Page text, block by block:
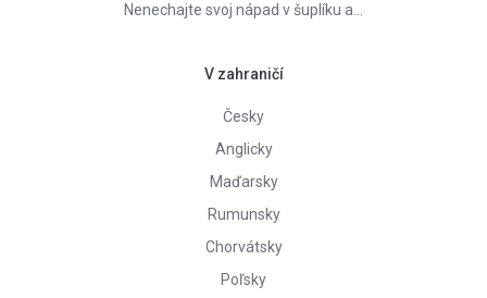
Nenechajte svoj nápad v šuplíku a…
V zahraničí
Česky
Anglicky
Maďarsky
Rumunsky
Chorvátsky
Poľsky